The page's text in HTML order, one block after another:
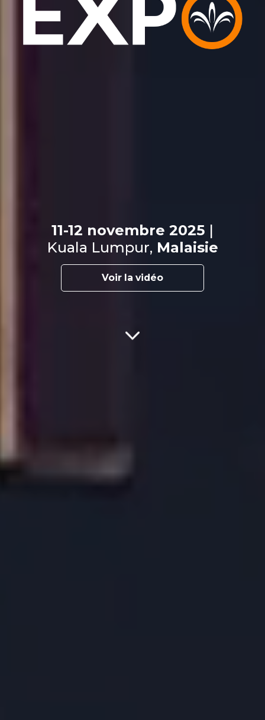
11-12 novembre 2025 |
Kuala Lumpur, Malaisie
Voir la vidéo